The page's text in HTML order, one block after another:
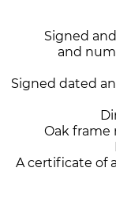
Signed
and
Signed dated
Oak frame
A certificate of